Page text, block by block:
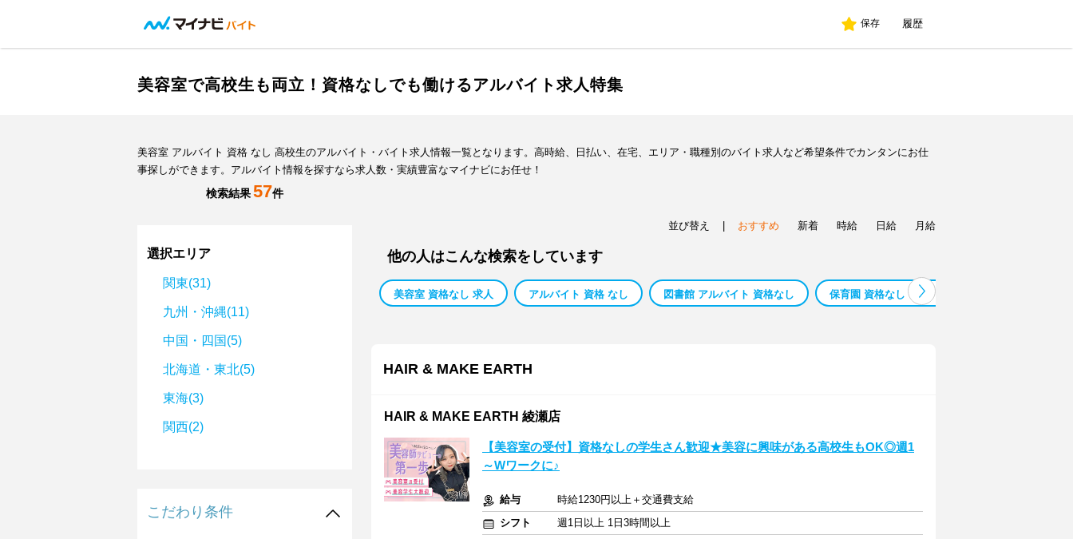
保存 履歴
美容室で高校生も両立！資格なしでも働けるアルバイト求人特集
美容室 アルバイト 資格 なし 高校生のアルバイト・バイト求人情報一覧となります。高時給、日払い、在宅、エリア・職種別のバイト求人など希望条件でカンタンにお仕
事探しができます。アルバイト情報を探すなら求人数・実績豊富なマイナビにお任せ！
検索結果57件
選択エリア
関東(31)
九州・沖縄(11)
中国・四国(5)
北海道・東北(5)
東海(3)
関西(2)
こだわり条件
並び替え おすすめ 新着 時給 日給 月給
他の人はこんな検索をしています
美容室 資格なし 求人 アルバイト 資格 なし 図書館 アルバイト 資格なし 保育園 資格なし アルバイト
HAIR & MAKE EARTH
HAIR & MAKE EARTH 綾瀬店
【美容室の受付】資格なしの学生さん歓迎★美容に興味がある高校生もOK◎週1
～Wワークに♪
給与
時給1230円以上＋交通費支給
シフト
週1日以上 1日3時間以上